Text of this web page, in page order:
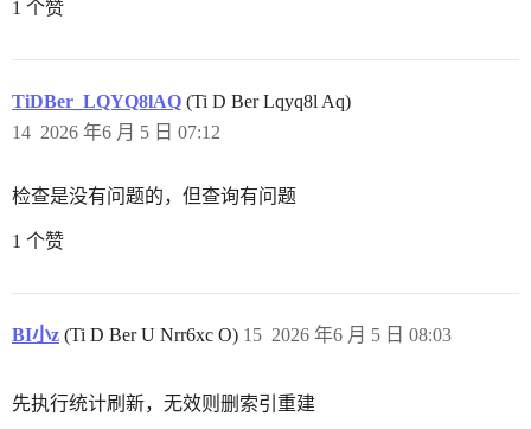
1 个赞
TiDBer_LQYQ8lAQ (Ti D Ber Lqyq8l Aq)
2026 年6 月 5 日 07:12
14
检查是没有问题的，但查询有问题
1 个赞
BI小z (Ti D Ber U Nrr6xc O) 2026 年6 月 5 日 08:03
15
先执行统计刷新，无效则删索引重建